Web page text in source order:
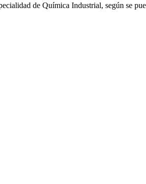
de Química Industrial, según se